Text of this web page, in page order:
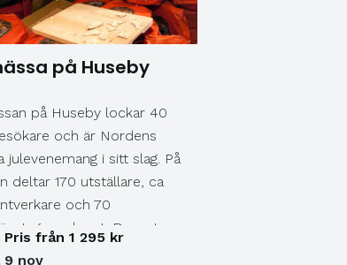
på Huseby
på Huseby lockar 40
och är Nordens
julevenemang i sitt slag. På
deltar 170 utställare, ca
och 70
med mat. Dessutom
flera fasta aktörer som
Pris från 1 295 kr
9 nov